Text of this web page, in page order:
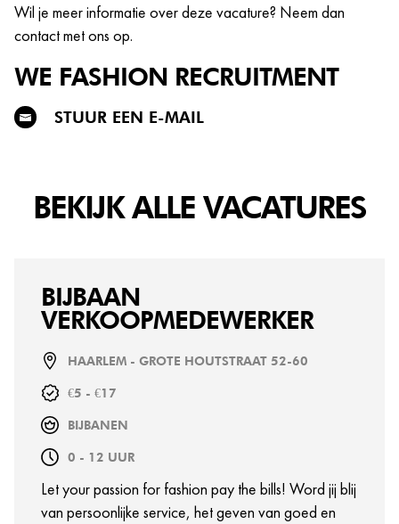
Wil je meer informatie over deze vacature? Neem dan
contact met ons op.
WE FASHION RECRUITMENT
STUUR EEN E-MAIL
BEKIJK ALLE VACATURES
BIJBAAN
VERKOOPMEDEWERKER
HAARLEM - GROTE HOUTSTRAAT 52-60
€5 - €17
BIJBANEN
0 - 12 UUR
Let your passion for fashion pay the bills! Word jij blij
van persoonlijke service, het geven van goed en